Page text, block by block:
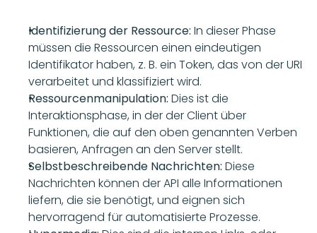
Identifizierung der Ressource: In dieser Phase
müssen die Ressourcen einen eindeutigen
Identifikator haben, z. B. ein Token, das von der URI
verarbeitet und klassifiziert wird.
Ressourcenmanipulation: Dies ist die
Interaktionsphase, in der der Client über
Funktionen, die auf den oben genannten Verben
basieren, Anfragen an den Server stellt.
Selbstbeschreibende Nachrichten: Diese
Nachrichten können der API alle Informationen
liefern, die sie benötigt, und eignen sich
hervorragend für automatisierte Prozesse.